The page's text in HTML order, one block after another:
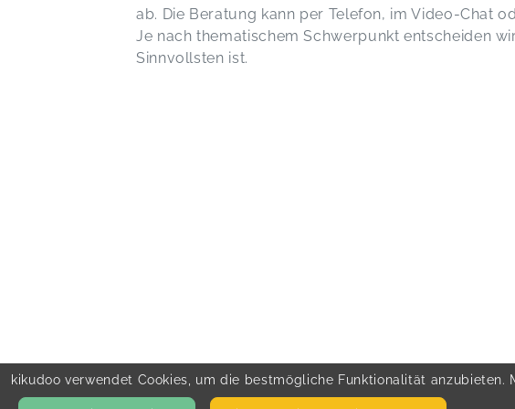
ab. Die Beratung kann per Telefon, im Video-Chat
Je nach thematischem Schwerpunkt entscheiden
Sinnvollsten ist.
kikudoo verwendet Cookies, um die bestmögliche Funktionalität